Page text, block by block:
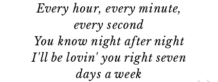
Every hour, every minute,
every second
You know night after night
I'll be lovin' you right seven
days a week